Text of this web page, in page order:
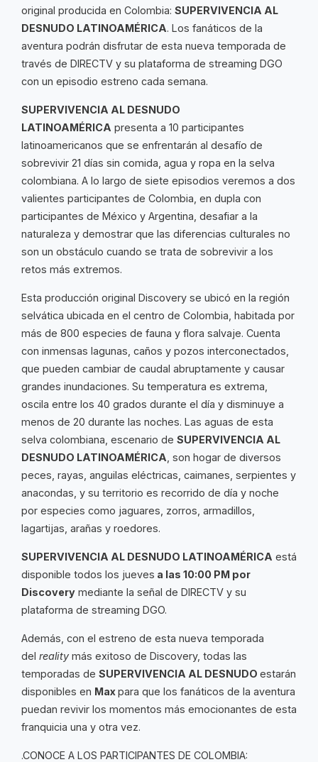
original producida en Colombia: SUPERVIVENCIA AL
DESNUDO LATINOAMÉRICA. Los fanáticos de la
aventura podrán disfrutar de esta nueva temporada de
través de DIRECTV y su plataforma de streaming DGO
con un episodio estreno cada semana.
SUPERVIVENCIA AL DESNUDO
LATINOAMÉRICA presenta a 10 participantes
latinoamericanos que se enfrentarán al desafío de
sobrevivir 21 días sin comida, agua y ropa en la selva
colombiana. A lo largo de siete episodios veremos a dos
valientes participantes de Colombia, en dupla con
participantes de México y Argentina, desafiar a la
naturaleza y demostrar que las diferencias culturales no
son un obstáculo cuando se trata de sobrevivir a los
retos más extremos.
Esta producción original Discovery se ubicó en la región
selvática ubicada en el centro de Colombia, habitada por
más de 800 especies de fauna y flora salvaje. Cuenta
con inmensas lagunas, caños y pozos interconectados,
que pueden cambiar de caudal abruptamente y causar
grandes inundaciones. Su temperatura es extrema,
oscila entre los 40 grados durante el día y disminuye a
menos de 20 durante las noches. Las aguas de esta
selva colombiana, escenario de SUPERVIVENCIA AL
DESNUDO LATINOAMÉRICA , son hogar de diversos
peces, rayas, anguilas eléctricas, caimanes, serpientes y
anacondas, y su territorio es recorrido de día y noche
por especies como jaguares, zorros, armadillos,
lagartijas, arañas y roedores.
SUPERVIVENCIA AL DESNUDO LATINOAMÉRICA está
disponible todos los jueves a las 10:00 PM por
Discovery mediante la señal de DIRECTV y su
plataforma de streaming DGO.
Además, con el estreno de esta nueva temporada
del realitymás exitoso de Discovery, todas las
temporadas de SUPERVIVENCIA AL DESNUDO estarán
disponibles en Maxpara que los fanáticos de la aventura
puedan revivir los momentos más emocionantes de esta
franquicia una y otra vez.
.CONOCE A LOS PARTICIPANTES DE COLOMBIA: